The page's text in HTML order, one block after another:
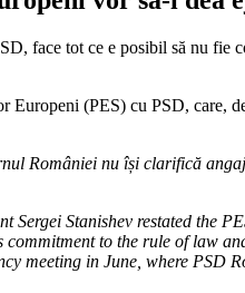
face tot ce e posibil să nu fie
Europeni (PES) cu PSD, care,
României nu își clarifică
Sergei Stanishev restated the
to the rule of law
meeting in June, where PSD